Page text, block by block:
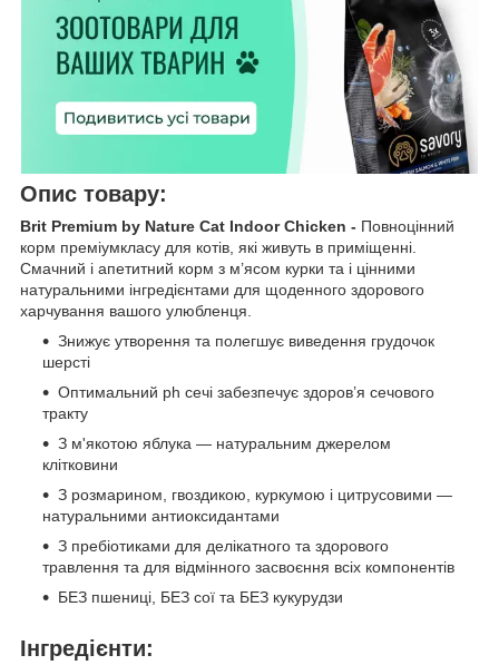
Опис товару:
Brit Premium by Nature Cat Indoor Chicken - Повноцінний
корм преміумкласу для котів, які живуть в приміщенні.
Смачний і апетитний корм з м’ясом курки та і цінними
натуральними інгредієнтами для щоденного здорового
харчування вашого улюбленця.
Знижує утворення та полегшує виведення грудочок
шерсті
Оптимальний ph сечі забезпечує здоров’я сечового
тракту
З м'якотою яблука — натуральним джерелом
клітковини
З розмарином, гвоздикою, куркумою і цитрусовими —
натуральними антиоксидантами
З пребіотиками для делікатного та здорового
травлення та для відмінного засвоєння всіх компонентів
БЕЗ пшениці, БЕЗ сої та БЕЗ кукурудзи
Інгредієнти: